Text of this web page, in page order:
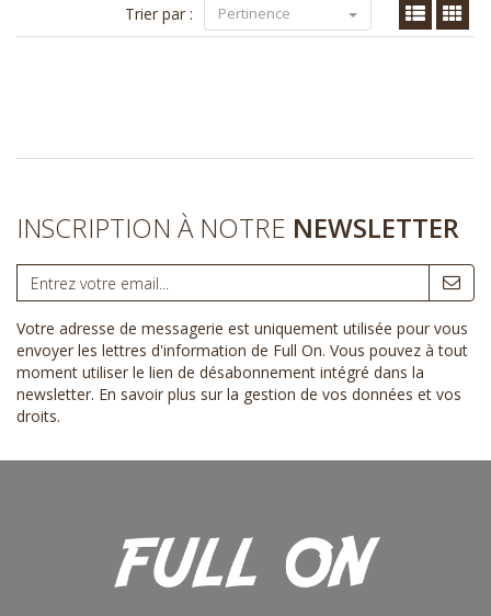
Trier par : Pertinence
INSCRIPTION À NOTRE NEWSLETTER
Votre adresse de messagerie est uniquement utilisée pour vous
envoyer les lettres d'information de Full On. Vous pouvez à tout
moment utiliser le lien de désabonnement intégré dans la
newsletter. En savoir plus sur la gestion de vos données et vos
droits.